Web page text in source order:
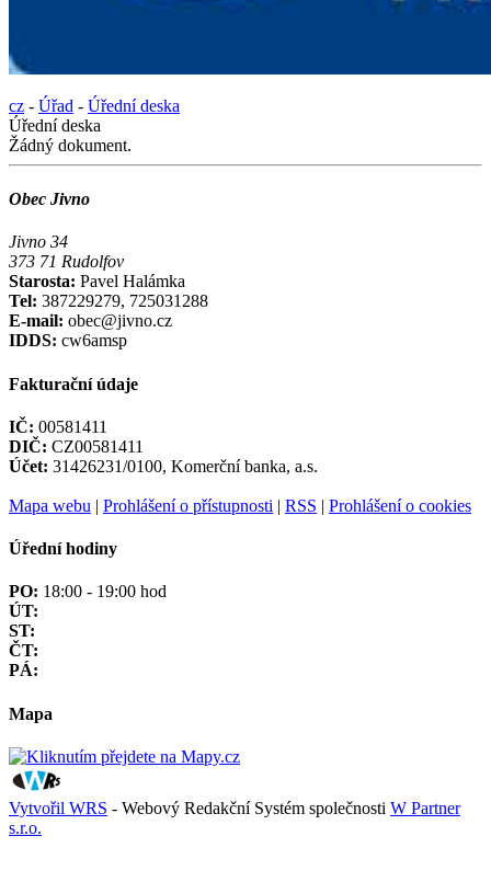
cz - Úřad - Úřední deska
Úřední deska
Žádný dokument.
Obec Jivno
Jivno 34
373 71 Rudolfov
Starosta: Pavel Halámka
Tel: 387229279, 725031288
E-mail: obec@jivno.cz
IDDS: cw6amsp
Fakturační údaje
IČ: 00581411
DIČ: CZ00581411
Účet: 31426231/0100, Komerční banka, a.s.
Mapa webu | Prohlášení o přístupnosti | RSS | Prohlášení o cookies
Úřední hodiny
PO: 18:00 - 19:00 hod
ÚT:
ST:
ČT:
PÁ:
Mapa
Vytvořil WRS - Webový Redakční Systém společnosti W Partner
s.r.o.